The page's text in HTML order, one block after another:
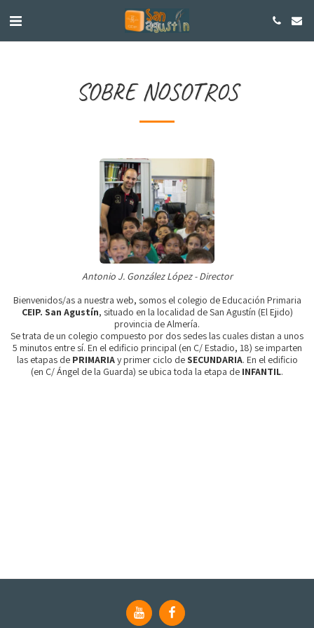
SOBRE NOSOTROS
Antonio J. González López - Director
Bienvenidos/as a nuestra web, somos el colegio de Educación Primaria
CEIP. San Agustín, situado en la localidad de San Agustín (El Ejido)
provincia de Almería.
Se trata de un colegio compuesto por dos sedes las cuales distan a unos
5 minutos entre sí. En el edificio principal (en C/ Estadio, 18) se imparten
las etapas dePRIMARIAy primer ciclo deSECUNDARIA. En el edificio
(en C/ Ángel de la Guarda) se ubica toda la etapa de INFANTIL.